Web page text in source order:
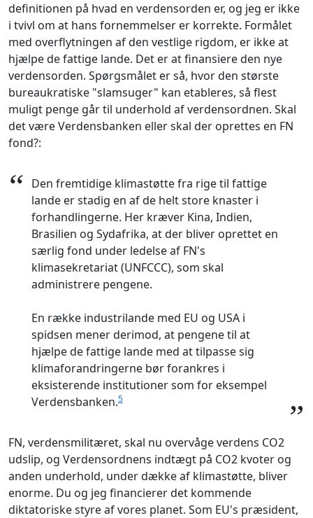
definitionen på hvad en verdensorden er, og jeg er ikke
i tvivl om at hans fornemmelser er korrekte. Formålet
med overflytningen af den vestlige rigdom, er ikke at
hjælpe de fattige lande. Det er at finansiere den nye
verdensorden. Spørgsmålet er så, hvor den største
bureaukratiske "slamsuger" kan etableres, så flest
muligt penge går til underhold af verdensordnen. Skal
det være Verdensbanken eller skal der oprettes en FN
fond?:
“ Den fremtidige klimastøtte fra rige til fattige
lande er stadig en af de helt store knaster i
forhandlingerne. Her kræver Kina, Indien,
Brasilien og Sydafrika, at der bliver oprettet en
særlig fond under ledelse af FN's
klimasekretariat (UNFCCC), som skal
administrere pengene.
En række industrilande med EU og USA i
spidsen mener derimod, at pengene til at
hjælpe de fattige lande med at tilpasse sig
klimaforandringerne bør forankres i
eksisterende institutioner som for eksempel
Verdensbanken.5 ”
FN, verdensmilitæret, skal nu overvåge verdens CO2
udslip, og Verdensordnens indtægt på CO2 kvoter og
anden underhold, under dække af klimastøtte, bliver
enorme. Du og jeg financierer det kommende
diktatoriske styre af vores planet. Som EU's præsident,